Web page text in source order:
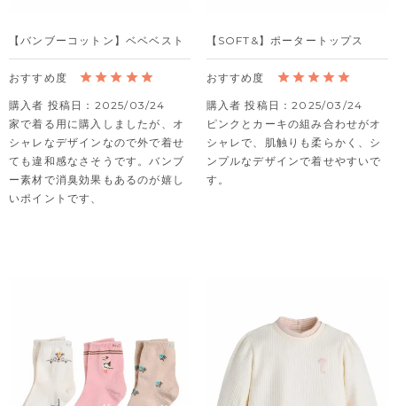
【バンブーコットン】ベベベスト
購入者 投稿日
2025/03/24
家で着る用に購入しましたが、オ
シャレなデザインなので外で着せ
ても違和感なさそうです。バンブ
ー素材で消臭効果もあるのが嬉し
いポイントです、
【SOFT&】ポータートップス
購入者 投稿日
2025/03/24
ピンクとカーキの組み合わせがオ
シャレで、肌触りも柔らかく、シ
ンプルなデザインで着せやすいで
す。